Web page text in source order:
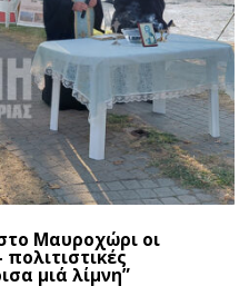
Μαυροχώρι οι
μιά λίμνη”